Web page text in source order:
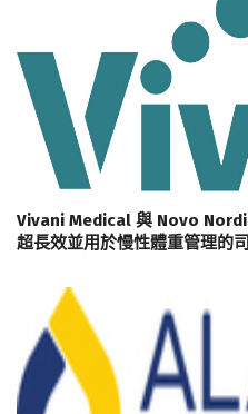
Vivani Medical 與 Novo
超長效並用於慢性體重管理的